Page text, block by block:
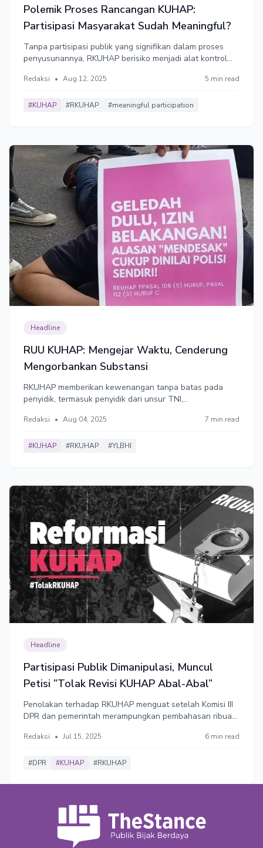
Polemik Proses Rancangan KUHAP:
Partisipasi Masyarakat Sudah Meaningful?
Tanpa partisipasi publik yang signifikan dalam proses
penyusunannya, RKUHAP berisiko menjadi alat kontrol
perlindungan Hak Asasi Manusia (HAM). DPR diserukan
yang berkompeten.
Redaksi • Aug 12, 2025 5 min read
#KUHAP #RKUHAP #meaningful participation
Headline
RUU KUHAP: Mengejar Waktu, Cenderung
Mengorbankan Substansi
RKUHAP memberikan kewenangan tanpa batas pada
penyidik, termasuk penyidik dari unsur TNI,
hukum dan tak wajib didampingi pengacara. Pemerintah
jelang implementasi UU KUHP baru.
Redaksi • Aug 04, 2025 7 min read
#KUHAP #RKUHAP #YLBHI
Headline
Partisipasi Publik Dimanipulasi, Muncul
Petisi ”Tolak Revisi KUHAP Abal-Abal”
Penolakan terhadap RKUHAP menguat setelah Komisi III
DPR dan pemerintah merampungkan pembahasan ribuan
hari. Alih-alih memperbaiki kelemahan fundamental
Rancangan KUHAP.
Redaksi • Jul 15, 2025 6 min read
#DPR #KUHAP #RKUHAP